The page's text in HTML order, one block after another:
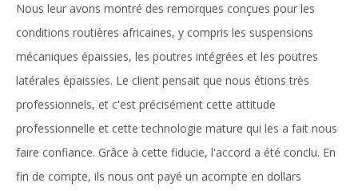
Nous leur avons montré des remorques conçues pour les
conditions routières africaines, y compris les suspensions
mécaniques épaissies, les poutres intégrées et les poutres
latérales épaissies. Le client pensait que nous étions très
professionnels, et c'est précisément cette attitude
professionnelle et cette technologie mature qui les a fait nous
faire confiance. Grâce à cette fiducie, l'accord a été conclu. En
fin de compte, ils nous ont payé un acompte en dollars